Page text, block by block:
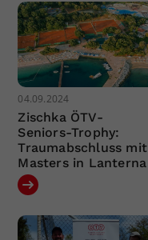
04.09.2024
Zischka ÖTV-
Seniors-Trophy:
Traumabschluss mit
Masters in Lanterna